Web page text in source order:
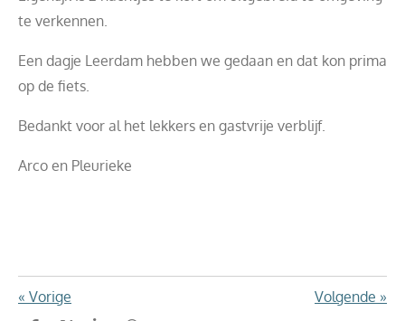
te verkennen.
Een dagje Leerdam hebben we gedaan en dat kon prima
op de fiets.
Bedankt voor al het lekkers en gastvrije verblijf.
Arco en Pleurieke
« Vorige Volgende »